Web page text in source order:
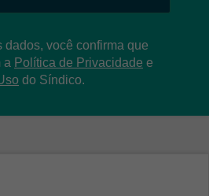
dados, você confirma que
a Política de Privacidade e
do Síndico.